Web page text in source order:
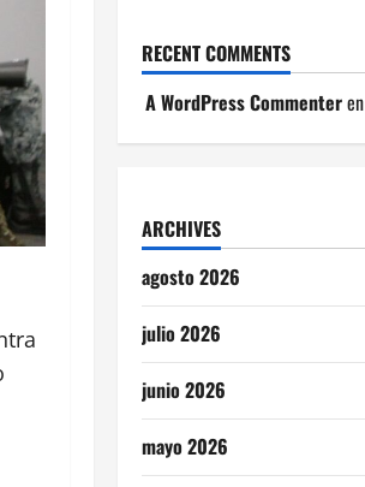
RECENT COMMENTS
A WordPress Commenteren
ARCHIVES
agosto 2026
julio 2026
junio 2026
mayo 2026